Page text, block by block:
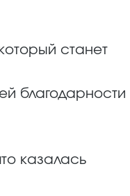
станет
благодарности
казалась